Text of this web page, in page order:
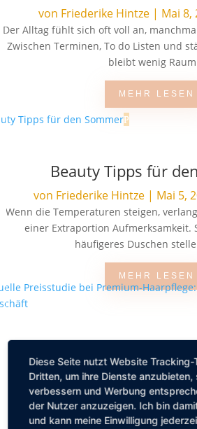
von Friederike Hintze | Mai 8,
Der Alltag fühlt sich oft voll an,
Zwischen Terminen, To do Listen und
bleibt wenig
MEHR LESEN
Beauty Tipps für
von Friederike Hintze| Mai 5,
Wenn die Temperaturen steigen,
einer Extraportion Aufmerksamkeit.
häufigeres Duschen
MEHR LESEN
Aktuelle Preisstudie
Haarpflege: Online oft
Geschäft
vonFriederike Hintze|Apr. 22,
Diese Seite nutzt Website Tracking-
Dritten, um ihre Dienste
verbessern und Werbung
der Nutzer anzuzeigen. Ich bin
und kann meine Einwilligung